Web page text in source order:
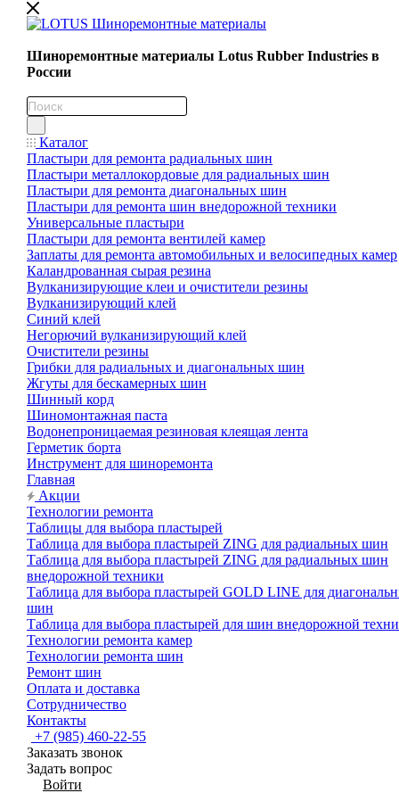
Шиноремонтные материалы Lotus Rubber Industries в
России
Каталог
Пластыри для ремонта радиальных шин
Пластыри металлокордовые для радиальных шин
Пластыри для ремонта диагональных шин
Пластыри для ремонта шин внедорожной техники
Универсальные пластыри
Пластыри для ремонта вентилей камер
Заплаты для ремонта автомобильных и велосипедных камер
Каландрованная сырая резина
Вулканизирующие клеи и очистители резины
Вулканизирующий клей
Синий клей
Негорючий вулканизирующий клей
Очистители резины
Грибки для радиальных и диагональных шин
Жгуты для бескамерных шин
Шинный корд
Шиномонтажная паста
Водонепроницаемая резиновая клеящая лента
Герметик борта
Инструмент для шиноремонта
Главная
Акции
Технологии ремонта
Таблицы для выбора пластырей
Таблица для выбора пластырей ZING для радиальных шин
Таблица для выбора пластырей ZING для радиальных шин
внедорожной техники
Таблица для выбора пластырей GOLD LINE для
шин
Таблица для выбора пластырей для шин внедорожной
Технологии ремонта камер
Технологии ремонта шин
Ремонт шин
Оплата и доставка
Сотрудничество
Контакты
+7 (985) 460-22-55
Заказать звонок
Задать вопрос
Войти